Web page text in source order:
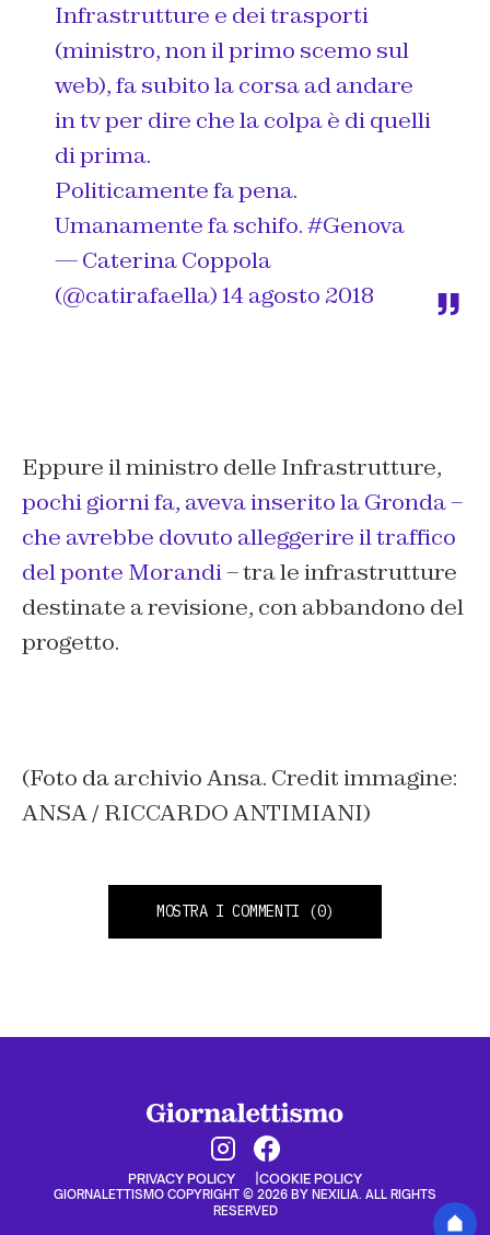
Infrastrutture e dei trasporti
(ministro, non il primo scemo sul
web), fa subito la corsa ad andare
in tv per dire che la colpa è di quelli
di prima.
Politicamente fa pena.
Umanamente fa schifo.#Genova
— Caterina Coppola
(@catirafaella)14 agosto 2018
Eppure il ministro delle Infrastrutture,
pochi giorni fa, aveva inserito la Gronda –
che avrebbe dovuto alleggerire il traffico
del ponte Morandi– tra le infrastrutture
destinate a revisione, con abbandono del
progetto.
(Foto da archivio Ansa. Credit immagine:
ANSA / RICCARDO ANTIMIANI)
MOSTRA I COMMENTI (0)
PRIVACY POLICY COOKIE POLICY
GIORNALETTISMO COPYRIGHT © 2026 BY NEXILIA. ALL RIGHTS
RESERVED